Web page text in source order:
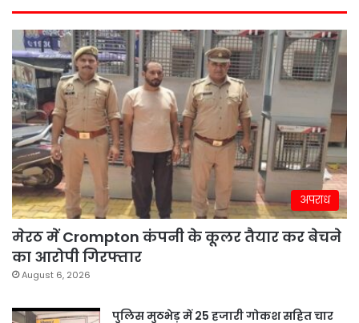
अपराध
मेरठ में Crompton कंपनी के कूलर तैयार कर बेचने
का आरोपी गिरफ्तार
August 6, 2026
पुलिस मुठभेड़ में 25 हजारी गोकश सहित चार